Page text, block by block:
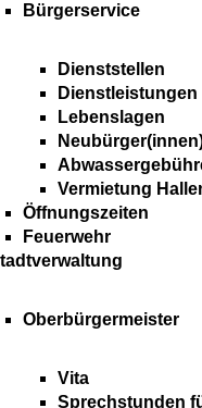
Bürgerservice
Dienststellen
Dienstleistungen
Lebenslagen
Vermietung
Öffnungszeiten
Feuerwehr
Oberbürgermeister
Vita
Sprechstunden